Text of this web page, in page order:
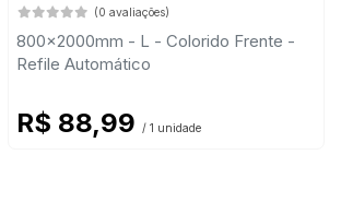
(0 avaliações)
800x2000mm - L - Colorido Frente -
Refile Automático
R$ 88,99 / 1 unidade